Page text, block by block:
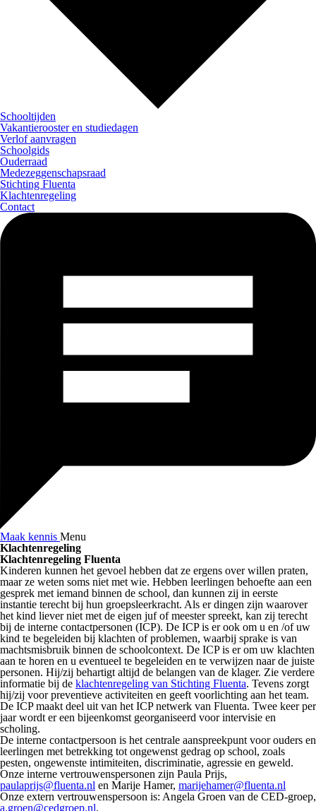
Schooltijden
Vakantierooster en studiedagen
Verlof aanvragen
Schoolgids
Ouderraad
Medezeggenschapsraad
Stichting Fluenta
Klachtenregeling
Contact
Maak kennis Menu
Klachtenregeling
Klachtenregeling Fluenta
Kinderen kunnen het gevoel hebben dat ze ergens over willen praten,
maar ze weten soms niet met wie. Hebben leerlingen behoefte aan een
gesprek met iemand binnen de school, dan kunnen zij in eerste
instantie terecht bij hun groepsleerkracht. Als er dingen zijn waarover
het kind liever niet met de eigen juf of meester spreekt, kan zij terecht
bij de interne contactpersonen (ICP). De ICP is er ook om u en /of uw
kind te begeleiden bij klachten of problemen, waarbij sprake is van
machtsmisbruik binnen de schoolcontext. De ICP is er om uw klachten
aan te horen en u eventueel te begeleiden en te verwijzen naar de juiste
personen. Hij/zij behartigt altijd de belangen van de klager. Zie verdere
informatie bij de klachtenregeling van Stichting Fluenta. Tevens zorgt
hij/zij voor preventieve activiteiten en geeft voorlichting aan het team.
De ICP maakt deel uit van het ICP netwerk van Fluenta. Twee keer per
jaar wordt er een bijeenkomst georganiseerd voor intervisie en
scholing.
De interne contactpersoon is het centrale aanspreekpunt voor ouders en
leerlingen met betrekking tot ongewenst gedrag op school, zoals
pesten, ongewenste intimiteiten, discriminatie, agressie en geweld.
Onze interne vertrouwenspersonen zijn Paula Prijs,
paulaprijs@fluenta.nl en Marije Hamer, marijehamer@fluenta.nl
Onze extern vertrouwenspersoon is: Angela Groen van de CED-groep,
a.groen@cedgroep.nl.